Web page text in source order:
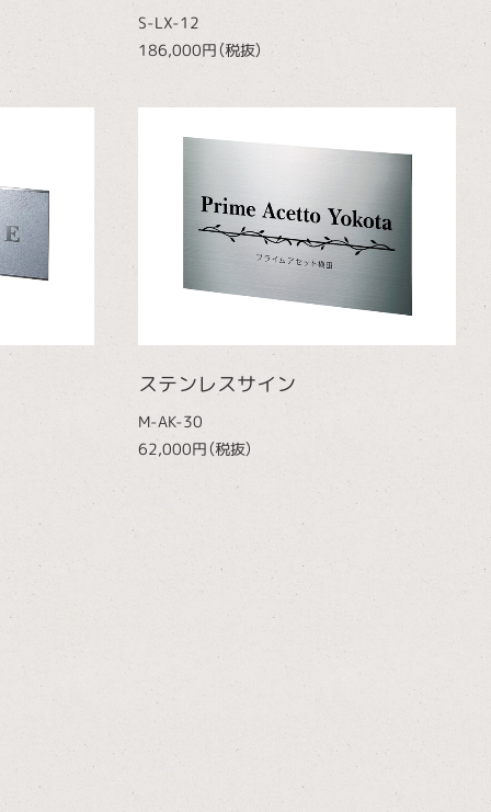
S-LX-12
186,000円（税抜）
ステンレスサイン
M-AK-30
62,000円（税抜）